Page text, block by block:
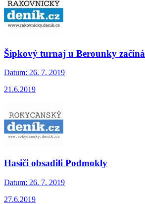
Šipkový turnaj u Berounky začíná
Datum: 26. 7. 2019
21.6.2019
Hasiči obsadili Podmokly
Datum: 26. 7. 2019
27.6.2019